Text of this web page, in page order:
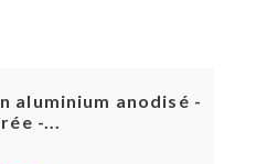
aluminium anodisé -
-...